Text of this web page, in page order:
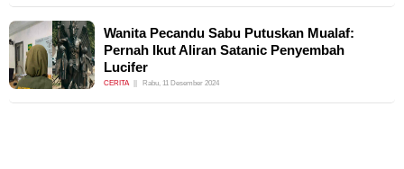
Wanita Pecandu Sabu Putuskan Mualaf:
Pernah Ikut Aliran Satanic Penyembah
Lucifer
CERITA Rabu, 11 Desember 2024